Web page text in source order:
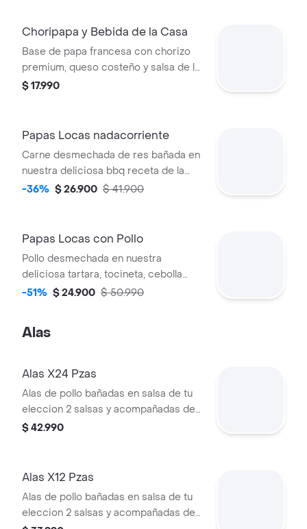
Choripapa y Bebida de la Casa
Base de papa francesa con chorizo
premium, queso costeño y salsa de la
casa.
$ 17.990
Papas Locas nadacorriente
Carne desmechada de res bañada en
nuestra deliciosa bbq receta de la
casa, cebolla grille, maiz, maduritos
-36% $ 26.900 $ 41.900
Papas Locas con Pollo
Pollo desmechada en nuestra
deliciosa tartara, tocineta, cebolla
grille, chorizo, maiz, encamada en
-51% $ 24.900 $ 50.990
Alas
Alas X24 Pzas
Alas de pollo bañadas en salsa de tu
eleccion 2 salsas y acompañadas de
papa francesa. acompañado de
$ 42.990
Alas X12 Pzas
Alas de pollo bañadas en salsa de tu
eleccion 2 salsas y acompañadas de